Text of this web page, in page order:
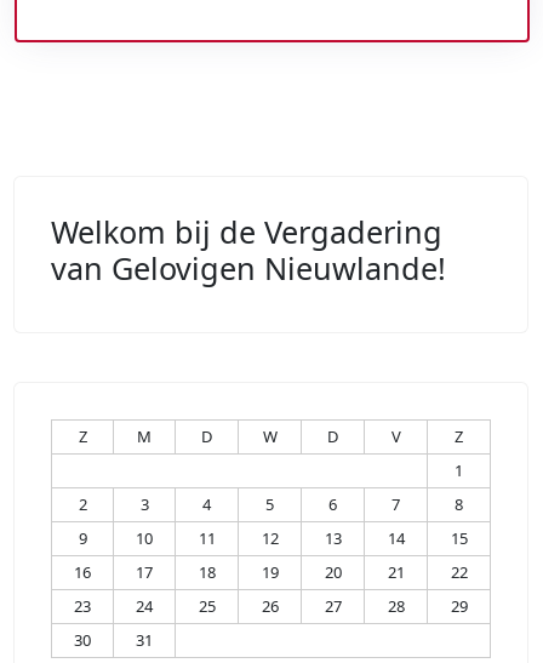
Welkom bij de Vergadering
van Gelovigen Nieuwlande!
Z M D W D V
Z
1
2
3 4 5 6 7
8
9
10 11 12 13 14
15
16
17 18 19 20 21
22
23
24 25 26 27 28
29
30
31